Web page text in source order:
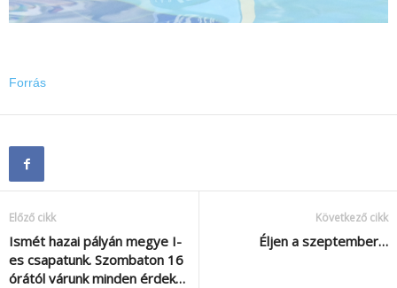
Forrás
Előző cikk
Ismét hazai pályán megye I-
es csapatunk. Szombaton 16
órától várunk minden érdek…
Következő cikk
Éljen a szeptember…